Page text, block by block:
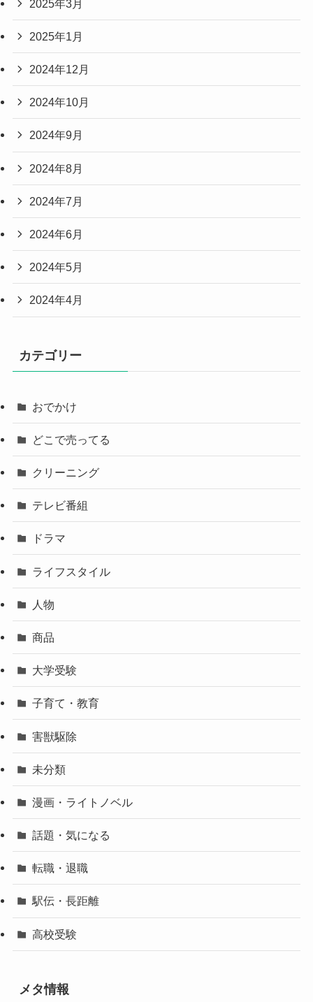
2025年3月
2025年1月
2024年12月
2024年10月
2024年9月
2024年8月
2024年7月
2024年6月
2024年5月
2024年4月
カテゴリー
おでかけ
どこで売ってる
クリーニング
テレビ番組
ドラマ
ライフスタイル
人物
商品
大学受験
子育て・教育
害獣駆除
未分類
漫画・ライトノベル
話題・気になる
転職・退職
駅伝・長距離
高校受験
メタ情報